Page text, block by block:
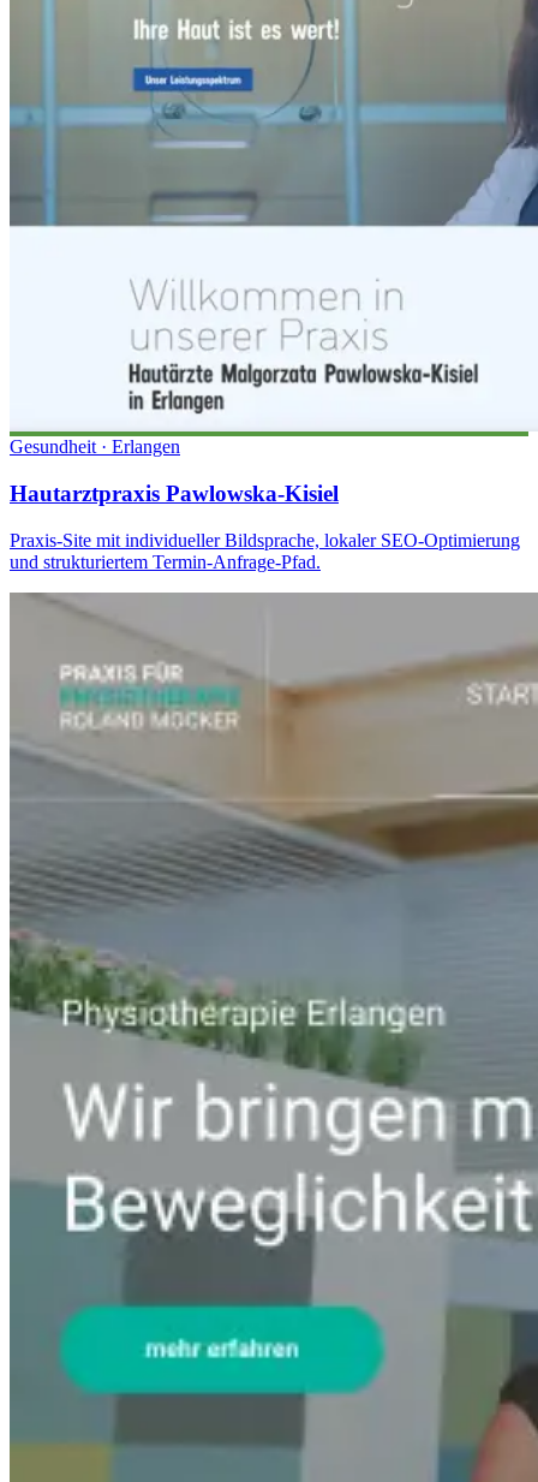
Gesundheit· Erlangen
Hautarztpraxis Pawlowska-Kisiel
Praxis-Site mit individueller Bildsprache, lokaler SEO-Optimierung
und strukturiertem Termin-Anfrage-Pfad.